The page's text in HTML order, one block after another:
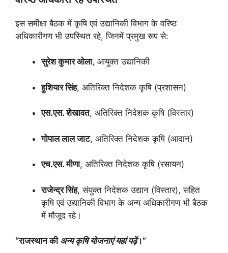
इस समीक्षा बैठक में कृषि एवं उद्यानिकी विभाग के वरिष्ठ
अधिकारीगण भी उपस्थित रहे, जिनमें प्रमुख रूप से:
सुरेश कुमार ओला, आयुक्त उद्यानिकी
हुशियार सिंह, अतिरिक्त निदेशक कृषि (प्रशासन)
एस.एस. शेखावत, अतिरिक्त निदेशक कृषि (विस्तार)
गोपाल लाल जाट, अतिरिक्त निदेशक कृषि (आदान)
एच.एस. मीणा, अतिरिक्त निदेशक कृषि (रसायन)
राजेन्द्र सिंह, संयुक्त निदेशक उद्यान (विस्तार), सहित
कृषि एवं उद्यानिकी विभाग के अन्य अधिकारीगण भी बैठक
में मौजूद रहे।
“राजस्थान की अन्य कृषि योजनाएं यहां पढ़ें।”